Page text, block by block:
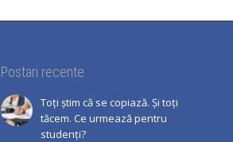
Postari recente
Toți știm că se copiază. Și toți
tăcem. Ce urmează pentru
studenți?